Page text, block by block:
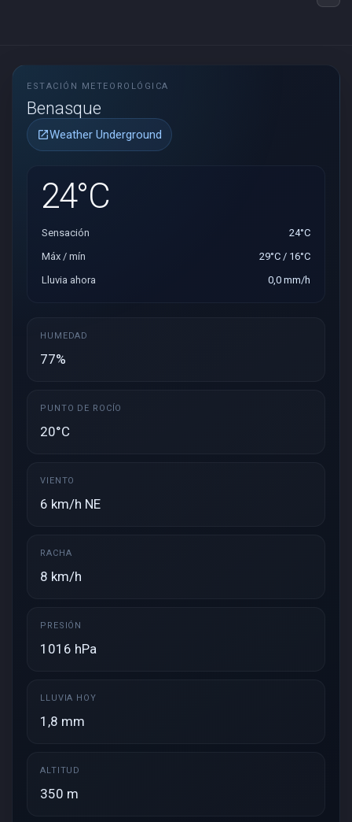
ESTACIÓN METEOROLÓGICA
Benasque
open_in_newWeather Underground
24°C
Sensación
24°C
Máx / mín
29°C / 16°C
Lluvia ahora
0,0 mm/h
HUMEDAD
77%
PUNTO DE ROCÍO
20°C
VIENTO
6 km/h NE
RACHA
8 km/h
PRESIÓN
1016 hPa
LLUVIA HOY
1,8 mm
ALTITUD
350 m